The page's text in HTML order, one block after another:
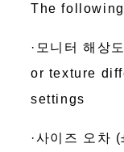
The
·모니터 해상
or texture
settings
·사이즈 오차